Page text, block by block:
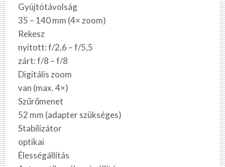
Gyújtótávolság
35 – 140 mm (4× zoom)
Rekesz
nyitott: f/2,6 – f/5,5
zárt: f/8 – f/8
Digitális zoom
van (max. 4×)
Szűrőmenet
52 mm (adapter szükséges)
Stabilizátor
optikai
Élességállítás